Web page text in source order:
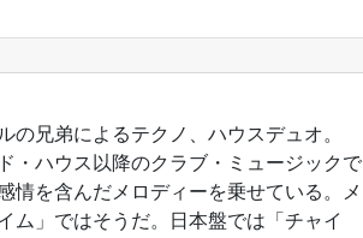
の兄弟によるテクノ、ハウスデュオ。
・ハウス以降のクラブ・ミュージックで
情を含んだメロディーを乗せている。メ
ム」ではそうだ。日本盤では「チャイ